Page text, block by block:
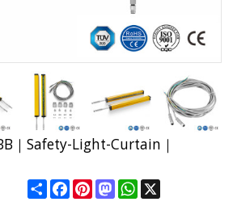
｜Safety-Light-Curtain｜
ShareFacebookPinterestMastodonWhatsApp